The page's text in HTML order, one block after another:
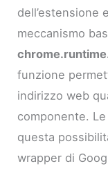
dell’estensione
meccanismo
funzione
indirizzo web
componente.
questa
wrapper di